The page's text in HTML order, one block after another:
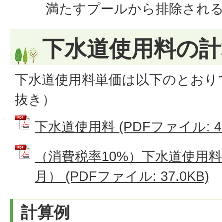
満たすプールから排除され
下水道使用料の
下水道使用料単価は以下のとお
抜き）
下水道使用料 (PDFファイル:
（消費税率10%）下水道使用
月） (PDFファイル: 37.0KB)
計算例